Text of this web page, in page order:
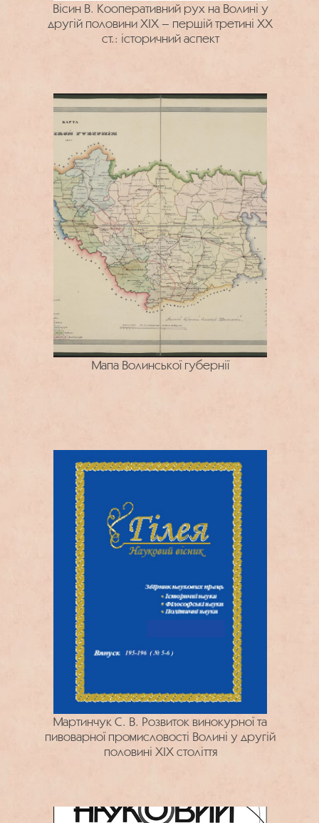
Вісин В. Кооперативний рух на Волині у
другій половини ХІХ – першій третині ХХ
ст.: історичний аспект
Мапа Волинської губернії
Мартинчук С. В. Розвиток винокурної та
пивоварної промисловості Волині у другій
половині ХІХ століття